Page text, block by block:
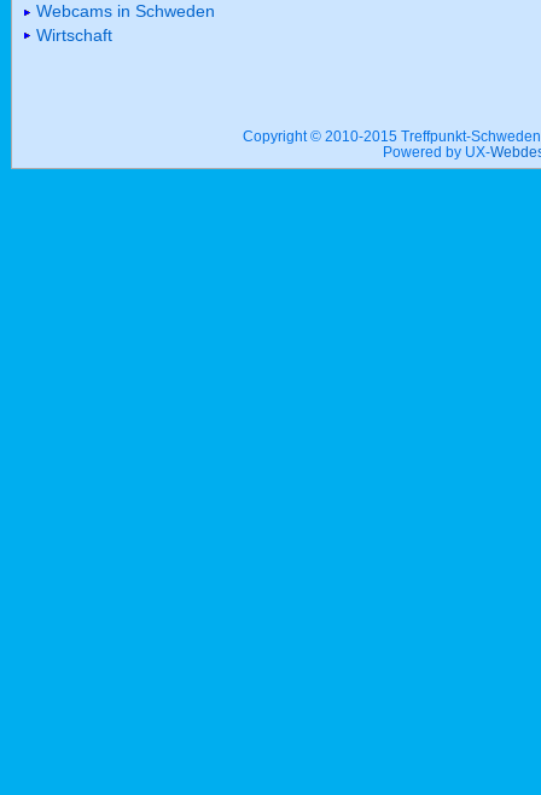
Webcams in Schweden
Wirtschaft
Copyright © 2010-2015 Treffpunkt-
Powered by UX-